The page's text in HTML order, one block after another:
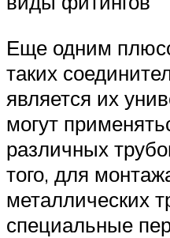
Еще одним
таких
является их
могут
различных
того, для
металлических
специальные